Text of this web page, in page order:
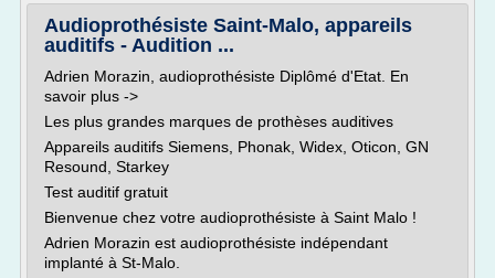
Audioprothésiste Saint-Malo, appareils
auditifs - Audition ...
Adrien Morazin, audioprothésiste Diplômé d'Etat. En
savoir plus ->
Les plus grandes marques de prothèses auditives
Appareils auditifs Siemens, Phonak, Widex, Oticon, GN
Resound, Starkey
Test auditif gratuit
Bienvenue chez votre audioprothésiste à Saint Malo !
Adrien Morazin est audioprothésiste indépendant
implanté à St-Malo.